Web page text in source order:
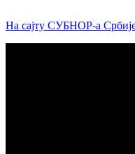
На сајту СУБНОР-а